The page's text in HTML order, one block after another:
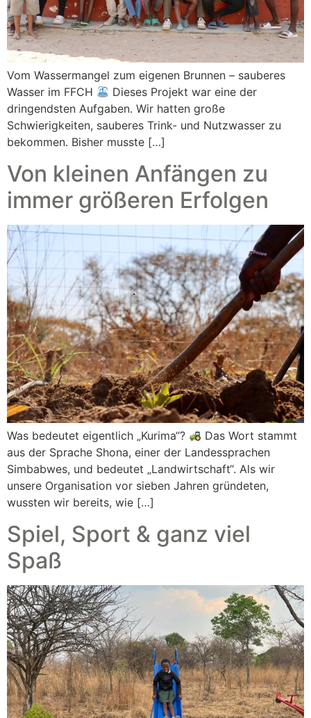
Vom Wassermangel zum eigenen Brunnen – sauberes
Wasser im FFCH
Dieses Projekt war eine der
dringendsten Aufgaben. Wir hatten große
Schwierigkeiten, sauberes Trink- und Nutzwasser zu
bekommen. Bisher musste […]
Von kleinen Anfängen zu
immer größeren Erfolgen
Was bedeutet eigentlich „Kurima“?
Das Wort stammt
aus der Sprache Shona, einer der Landessprachen
Simbabwes, und bedeutet „Landwirtschaft“. Als wir
unsere Organisation vor sieben Jahren gründeten,
wussten wir bereits, wie […]
Spiel, Sport & ganz viel
Spaß